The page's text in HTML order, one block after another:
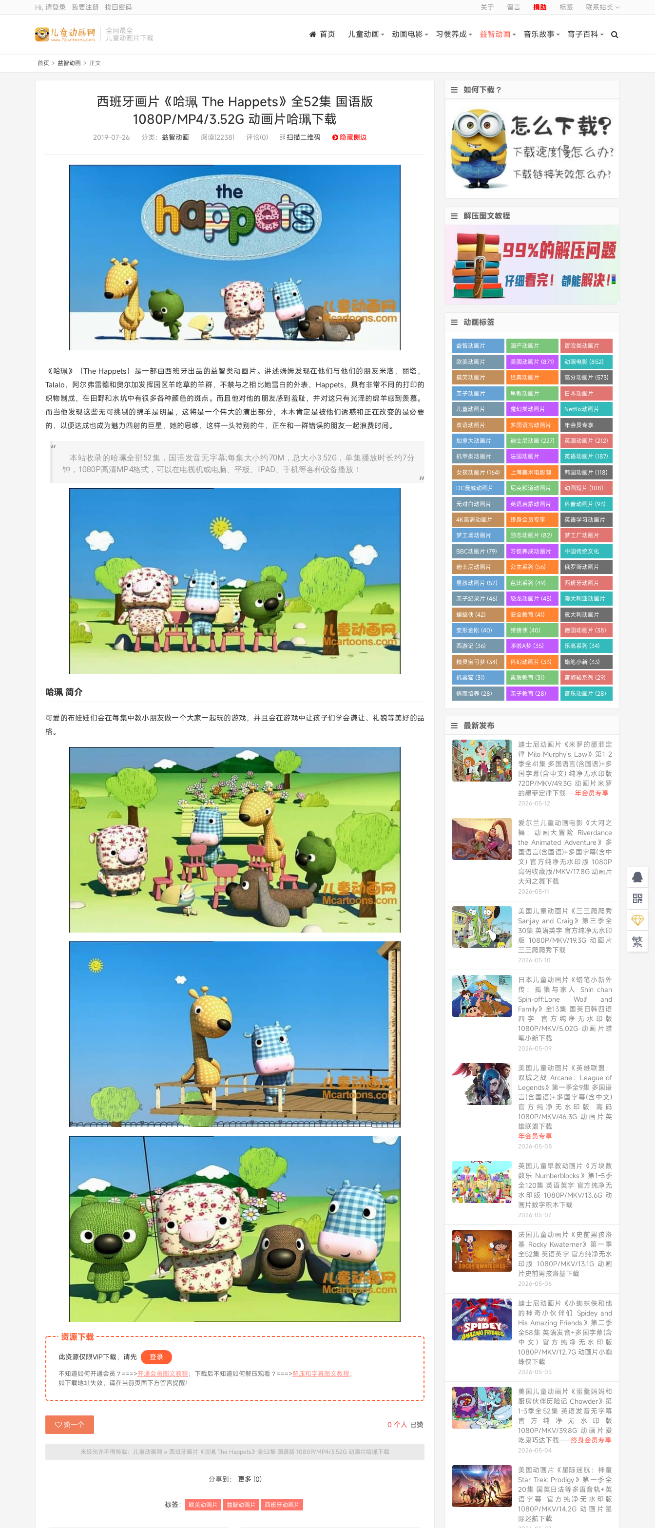
关于 留言 捐助 标签 联系站长
Hi, 请登录 我要注册 找回密码
全网最全
儿童动画片下载 首页 儿童动画 动画电影 习惯养成 益智动画 音乐故事 育子百科
首页 > 益智动画 > 正文
西班牙画片《哈珮 The Happets》全52集 国语版
1080P/MP4/3.52G 动画片哈珮下载
2019-07-26 分类： 益智动画 阅读(2238) 评论(0) 扫描二维码 隐藏侧边
《哈珮》（The Happets）是一部由西班牙出品的益智类动画片。讲述姆姆发现在他们与他们的朋友米洛，丽塔，
Talalo，阿尔弗雷德和奥尔加发挥园区羊吃草的羊群，不禁与之相比她雪白的外表，Happets，具有非常不同的打印的
织物制成，在田野和水坑中有很多各种颜色的斑点。而且他对他的朋友感到羞耻，并对这只有光泽的绵羊感到羡慕。
而当他发现这些无可挑剔的绵羊是明星，这将是一个伟大的演出部分，木木肯定是被他们诱惑和正在改变的是必要
的，以便达成也成为魅力四射的巨星，她的思维，这样一头特别的牛，正在和一群错误的朋友一起浪费时间。
本站收录的哈珮全部52集，国语发音无字幕;每集大小约70M，总大小3.52G，单集播放时长约7分
钟，1080P高清MP4格式，可以在电视机或电脑、平板、IPAD、手机等各种设备播放！
哈珮 简介
可爱的布娃娃们会在每集中教小朋友做一个大家一起玩的游戏，并且会在游戏中让孩子们学会谦让、礼貌等美好的品
格。
资源下载
此资源仅限VIP下载，请先 登录
不知道如何开通会员？===>开通会员图文教程；下载后不知道如何解压观看？===>解压和字幕图文教程；
如下载地址失效，请在当前页面下方留言提醒！
0 个人 已赞
赞一个
未经允许不得转载： 儿童动画网 » 西班牙画片《哈珮 The Happets》全52集 国语版 1080P/MP4/3.52G 动画片哈珮下载
分享到： 更多 (0)
标签： 欧美动画片 益智动画片 西班牙动画片
如何下载？
解压图文教程
动画标签
益智动画片
(1530)
国产动画片
(1359)
冒险类动画片
(1260)
欧美动画片
(1016)
美国动画片 (871) 动画电影 (852)
搞笑动画片
(825)
经典动画片
(694)
高分动画片 (573)
亲子动画片
(389)
早教动画片
(386)
日本动画片
(359)
儿童动画片
(350)
魔幻类动画片
(286)
Netflix动画片
(280)
双语动画片
(253)
多国语言动画片
(242)
年会员专享
(233)
加拿大动画片
(228)
迪士尼动画 (227) 英国动画片 (212)
机甲类动画片
(205)
法国动画片
(204)
英语动画片 (187)
女孩动画片 (164)
上海美术电影制
片厂 (121)
韩国动画片 (118)
DC漫威动画片
(112)
尼克频道动画片
(108)
动画短片 (108)
无对白动画片
(96)
英语启蒙动画片
(95)
科普动画片 (93)
4K高清动画片
(91)
终身会员专享
(88)
英语学习动画片
(83)
梦工场动画片
(83)
励志动画片 (82)
梦工厂动画片
(81)
BBC动画片 (79)
习惯养成动画片
(64)
中国传统文化
(61)
迪士尼动画片
(59)
公主系列 (56)
俄罗斯动画片
(55)
男孩动画片 (52) 芭比系列 (49)
西班牙动画片
(46)
亲子纪录片 (46) 恐龙动画片 (45)
澳大利亚动画片
(45)
蝙蝠侠 (42) 安全教育 (41)
意大利动画片
(41)
变形金刚 (40) 猪猪侠 (40) 德国动画片 (38)
西游记 (36) 哆啦A梦 (35) 乐高系列 (34)
精灵宝可梦 (34) 科幻动画片 (33) 蜡笔小新 (33)
机器猫 (31) 素质教育 (31) 宫崎骏系列 (29)
情商培养 (28) 亲子教育 (28) 音乐动画片 (28)
最新发布
迪士尼动画片《米罗的墨菲定
律 Milo Murphy's Law》第1-2
季全41集 多国语言(含国语)+多
国字幕(含中文) 纯净无水印版
720P/MKV/49.3G 动画片米罗
的墨菲定律下载---年会员专享
2026-05-12
爱尔兰儿童动画电影《大河之
舞：动画大冒险 Riverdance
the Animated Adventure》多
国语言(含国语)+多国字幕(含中
文) 官方纯净无水印版 1080P
高码收藏版/MKV/17.8G 动画片
大河之舞下载
2026-05-11
美国儿童动画片《三三爬爬秀
Sanjay and Craig》第三季全
30集 英语英字 官方纯净无水印
版 1080P/MKV/19.3G 动画片
三三爬爬秀下载
2026-05-10
日本儿童动画片《蜡笔小新外
传：孤狼与家人 Shin chan
Spin-off:Lone Wolf and
Family》全13集 国英日韩四语
四字 官方纯净无水印版
1080P/MKV/5.02G 动画片蜡
笔小新下载
2026-05-09
美国儿童动画片《英雄联盟：
双城之战 Arcane：League of
Legends》第一季全9集 多国语
言(含国语)+多国字幕(含中文)
官方纯净无水印版 高码
1080P/MKV/46.3G 动画片英
雄联盟下载
年会员专享
2026-05-08
英国儿童早教动画片《方块数
数乐 Numberblocks》第1-5季
全120集 英语英字 官方纯净无
水印版 1080P/MKV/13.6G 动
画片数字积木下载
2026-05-07
法国儿童动画片《史前男孩洛
基 Rocky Kwaterner》第一季
全52集 英语英字 官方纯净无水
印版 1080P/MKV/13.1G 动画
片史前男孩洛基下载
2026-05-06
迪士尼动画片《小蜘蛛侠和他
的神奇小伙伴们 Spidey and
His Amazing Friends》第二季
全58集 英语发音+多国字幕(含
中文) 官方纯净无水印版
1080P/MKV/12.7G 动画片小蜘
蛛侠下载
2026-05-05
美国儿童动画片《蛋羹妈妈和
厨房伙伴历险记 Chowder》第
1-3季全52集 英语发音无字幕
官方纯净无水印版
1080P/MKV/39.8G 动画片爱
吃鬼巧达下载----终身会员专享
2026-05-04
美国动画片《星际迷航：神童
Star Trek: Prodigy》第一季全
20集 国英日法等多语音轨+英
语字幕 官方纯净无水印版
1080P/MKV/14.2G 动画片星
际迷航下载
繁